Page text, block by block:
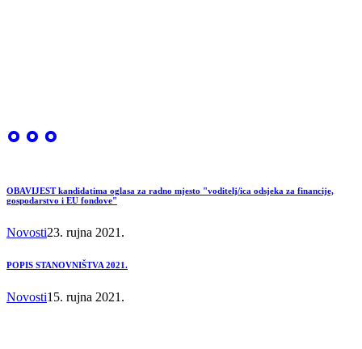
OBAVIJEST kandidatima oglasa za radno mjesto "voditelj/ica odsjeka za financije,
gospodarstvo i EU fondove"
Novosti23. rujna 2021.
POPIS STANOVNIŠTVA 2021.
Novosti15. rujna 2021.